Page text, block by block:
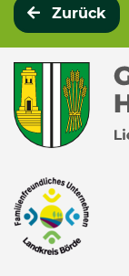
Zurück